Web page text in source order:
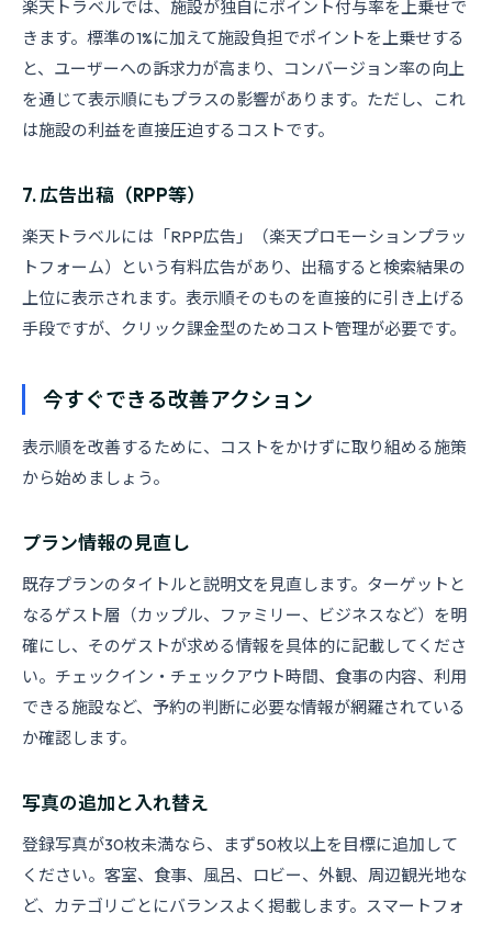
楽天トラベルでは、施設が独自にポイント付与率を上乗せで
きます。標準の1%に加えて施設負担でポイントを上乗せする
と、ユーザーへの訴求力が高まり、コンバージョン率の向上
を通じて表示順にもプラスの影響があります。ただし、これ
は施設の利益を直接圧迫するコストです。
7. 広告出稿（RPP等）
楽天トラベルには「RPP広告」（楽天プロモーションプラッ
トフォーム）という有料広告があり、出稿すると検索結果の
上位に表示されます。表示順そのものを直接的に引き上げる
手段ですが、クリック課金型のためコスト管理が必要です。
今すぐできる改善アクション
表示順を改善するために、コストをかけずに取り組める施策
から始めましょう。
プラン情報の見直し
既存プランのタイトルと説明文を見直します。ターゲットと
なるゲスト層（カップル、ファミリー、ビジネスなど）を明
確にし、そのゲストが求める情報を具体的に記載してくださ
い。チェックイン・チェックアウト時間、食事の内容、利用
できる施設など、予約の判断に必要な情報が網羅されている
か確認します。
写真の追加と入れ替え
登録写真が30枚未満なら、まず50枚以上を目標に追加して
ください。客室、食事、風呂、ロビー、外観、周辺観光地な
ど、カテゴリごとにバランスよく掲載します。スマートフォ